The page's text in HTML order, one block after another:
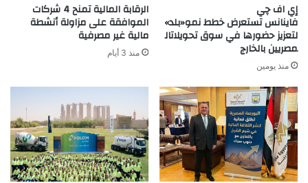
إي اف چي
فاينانس تستعرض خطط نمو«بلد»
لتعزيز حضورها في سوق تحويلاتال
مصريين بالخارج
منذ يومين
الرقابة المالية تمنح 4 شركات
الموافقة على مزاولة أنشطة
مالية غير مصرفية
منذ 3 أيام